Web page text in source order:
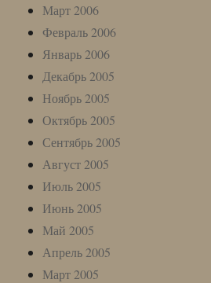
Март 2006
Февраль 2006
Январь 2006
Декабрь 2005
Ноябрь 2005
Октябрь 2005
Сентябрь 2005
Август 2005
Июль 2005
Июнь 2005
Май 2005
Апрель 2005
Март 2005